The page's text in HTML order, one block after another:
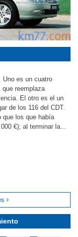
Uno es un cuatro
reemplaza
El otro es el un
de los 116 del CDT.
que los que había
€); al terminar la...